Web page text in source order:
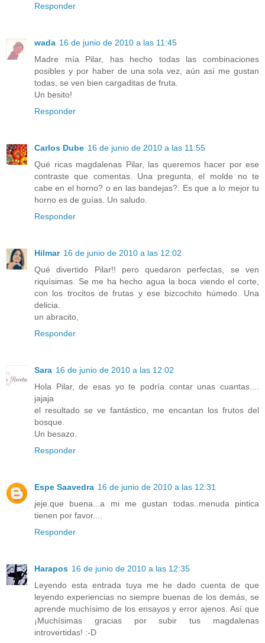
Responder
wada 16 de junio de 2010 a las 11:45
Madre mía Pilar, has hecho todas las combinaciones
posibles y por haber de una sola vez, aún así me gustan
todas, se ven bien cargaditas de fruta.
Un besito!
Responder
Carlos Dube 16 de junio de 2010 a las 11:55
Qué ricas magdalenas Pilar, las queremos hacer por ese
contraste que comentas. Una pregunta, el molde no te
cabe en el horno? o en las bandejas?. Es que a lo mejor tu
horno es de guías. Un saludo.
Responder
Hilmar 16 de junio de 2010 a las 12:02
Qué divertido Pilar!! pero quedaron perfectas, se ven
riquísimas. Se me ha hecho agua la boca viendo el corte,
con los trocitos de frutas y ese bizcochito húmedo. Una
delicia.
un abracito,
Responder
Sara 16 de junio de 2010 a las 12:02
Hola Pilar, de esas yo te podría contar unas cuantas....
jajaja
el resultado se ve fantástico, me encantan los frutos del
bosque.
Un besazo.
Responder
Espe Saavedra 16 de junio de 2010 a las 12:31
jeje.que buena...a mi me gustan todas..menuda pintica
tienen por favor....
Responder
Harapos 16 de junio de 2010 a las 12:35
Leyendo esta entrada tuya me he dado cuenta de que
leyendo experiencias no siempre buenas de los demás, se
aprende muchísimo de los ensayos y error ajenos. Así que
¡Muchísimas gracias por subir tus magdalenas
introvertidas! :-D